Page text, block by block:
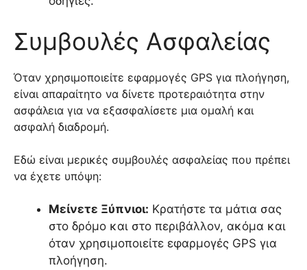
Συμβουλές Ασφαλείας
Όταν χρησιμοποιείτε εφαρμογές GPS για πλοήγηση,
είναι απαραίτητο να δίνετε προτεραιότητα στην
ασφάλεια για να εξασφαλίσετε μια ομαλή και
ασφαλή διαδρομή.
Εδώ είναι μερικές συμβουλές ασφαλείας που πρέπει
να έχετε υπόψη:
Μείνετε Ξύπνιοι: Κρατήστε τα μάτια σας
στο δρόμο και στο περιβάλλον, ακόμα και
όταν χρησιμοποιείτε εφαρμογές GPS για
πλοήγηση.